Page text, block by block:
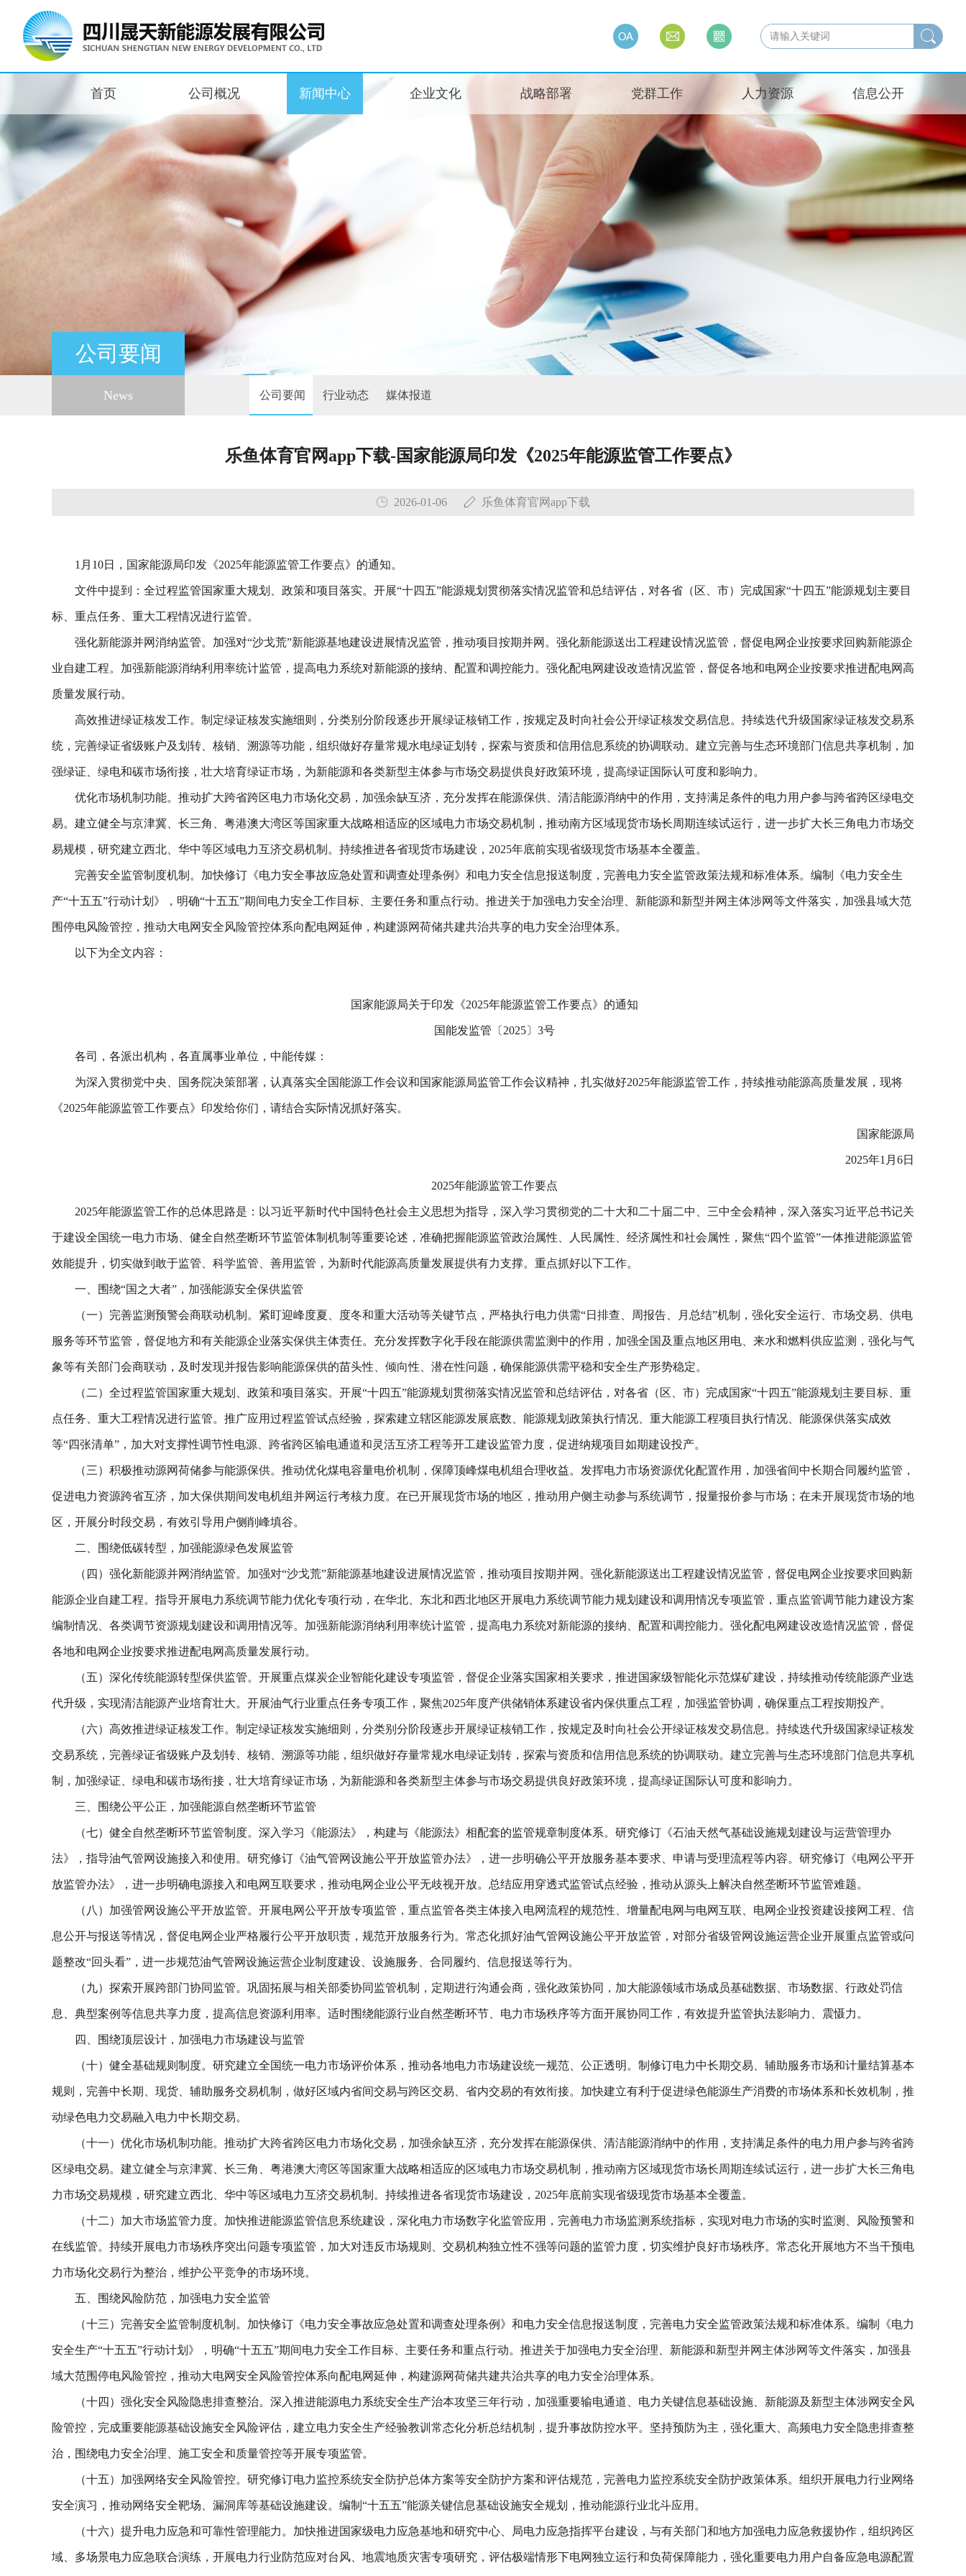
首页 公司概况 新闻中心 企业文化 战略部署 党群工作 人力资源 信息公开
公司要闻
News 公司要闻 行业动态 媒体报道
乐鱼体育官网app下载-国家能源局印发《2025年能源监管工作要点》
2026-01-06 乐鱼体育官网app下载
1月10日，国家能源局印发《2025年能源监管工作要点》的通知。
文件中提到：全过程监管国家重大规划、政策和项目落实。开展“十四五”能源规划贯彻落实情况监管和总结评估，对各省（区、市）完成国家“十四五”能源规划主要目
标、重点任务、重大工程情况进行监管。
强化新能源并网消纳监管。加强对“沙戈荒”新能源基地建设进展情况监管，推动项目按期并网。强化新能源送出工程建设情况监管，督促电网企业按要求回购新能源企
业自建工程。加强新能源消纳利用率统计监管，提高电力系统对新能源的接纳、配置和调控能力。强化配电网建设改造情况监管，督促各地和电网企业按要求推进配电网高
质量发展行动。
高效推进绿证核发工作。制定绿证核发实施细则，分类别分阶段逐步开展绿证核销工作，按规定及时向社会公开绿证核发交易信息。持续迭代升级国家绿证核发交易系
统，完善绿证省级账户及划转、核销、溯源等功能，组织做好存量常规水电绿证划转，探索与资质和信用信息系统的协调联动。建立完善与生态环境部门信息共享机制，加
强绿证、绿电和碳市场衔接，壮大培育绿证市场，为新能源和各类新型主体参与市场交易提供良好政策环境，提高绿证国际认可度和影响力。
优化市场机制功能。推动扩大跨省跨区电力市场化交易，加强余缺互济，充分发挥在能源保供、清洁能源消纳中的作用，支持满足条件的电力用户参与跨省跨区绿电交
易。建立健全与京津冀、长三角、粤港澳大湾区等国家重大战略相适应的区域电力市场交易机制，推动南方区域现货市场长周期连续试运行，进一步扩大长三角电力市场交
易规模，研究建立西北、华中等区域电力互济交易机制。持续推进各省现货市场建设，2025年底前实现省级现货市场基本全覆盖。
完善安全监管制度机制。加快修订《电力安全事故应急处置和调查处理条例》和电力安全信息报送制度，完善电力安全监管政策法规和标准体系。编制《电力安全生
产“十五五”行动计划》，明确“十五五”期间电力安全工作目标、主要任务和重点行动。推进关于加强电力安全治理、新能源和新型并网主体涉网等文件落实，加强县域大范
围停电风险管控，推动大电网安全风险管控体系向配电网延伸，构建源网荷储共建共治共享的电力安全治理体系。
以下为全文内容：
国家能源局关于印发《2025年能源监管工作要点》的通知
国能发监管〔2025〕3号
各司，各派出机构，各直属事业单位，中能传媒：
为深入贯彻党中央、国务院决策部署，认真落实全国能源工作会议和国家能源局监管工作会议精神，扎实做好2025年能源监管工作，持续推动能源高质量发展，现将
《2025年能源监管工作要点》印发给你们，请结合实际情况抓好落实。
国家能源局
2025年1月6日
2025年能源监管工作要点
2025年能源监管工作的总体思路是：以习近平新时代中国特色社会主义思想为指导，深入学习贯彻党的二十大和二十届二中、三中全会精神，深入落实习近平总书记关
于建设全国统一电力市场、健全自然垄断环节监管体制机制等重要论述，准确把握能源监管政治属性、人民属性、经济属性和社会属性，聚焦“四个监管”一体推进能源监管
效能提升，切实做到敢于监管、科学监管、善用监管，为新时代能源高质量发展提供有力支撑。重点抓好以下工作。
一、围绕“国之大者”，加强能源安全保供监管
（一）完善监测预警会商联动机制。紧盯迎峰度夏、度冬和重大活动等关键节点，严格执行电力供需“日排查、周报告、月总结”机制，强化安全运行、市场交易、供电
服务等环节监管，督促地方和有关能源企业落实保供主体责任。充分发挥数字化手段在能源供需监测中的作用，加强全国及重点地区用电、来水和燃料供应监测，强化与气
象等有关部门会商联动，及时发现并报告影响能源保供的苗头性、倾向性、潜在性问题，确保能源供需平稳和安全生产形势稳定。
（二）全过程监管国家重大规划、政策和项目落实。开展“十四五”能源规划贯彻落实情况监管和总结评估，对各省（区、市）完成国家“十四五”能源规划主要目标、重
点任务、重大工程情况进行监管。推广应用过程监管试点经验，探索建立辖区能源发展底数、能源规划政策执行情况、重大能源工程项目执行情况、能源保供落实成效
等“四张清单”，加大对支撑性调节性电源、跨省跨区输电通道和灵活互济工程等开工建设监管力度，促进纳规项目如期建设投产。
（三）积极推动源网荷储参与能源保供。推动优化煤电容量电价机制，保障顶峰煤电机组合理收益。发挥电力市场资源优化配置作用，加强省间中长期合同履约监管，
促进电力资源跨省互济，加大保供期间发电机组并网运行考核力度。在已开展现货市场的地区，推动用户侧主动参与系统调节，报量报价参与市场；在未开展现货市场的地
区，开展分时段交易，有效引导用户侧削峰填谷。
二、围绕低碳转型，加强能源绿色发展监管
（四）强化新能源并网消纳监管。加强对“沙戈荒”新能源基地建设进展情况监管，推动项目按期并网。强化新能源送出工程建设情况监管，督促电网企业按要求回购新
能源企业自建工程。指导开展电力系统调节能力优化专项行动，在华北、东北和西北地区开展电力系统调节能力规划建设和调用情况专项监管，重点监管调节能力建设方案
编制情况、各类调节资源规划建设和调用情况等。加强新能源消纳利用率统计监管，提高电力系统对新能源的接纳、配置和调控能力。强化配电网建设改造情况监管，督促
各地和电网企业按要求推进配电网高质量发展行动。
（五）深化传统能源转型保供监管。开展重点煤炭企业智能化建设专项监管，督促企业落实国家相关要求，推进国家级智能化示范煤矿建设，持续推动传统能源产业迭
代升级，实现清洁能源产业培育壮大。开展油气行业重点任务专项工作，聚焦2025年度产供储销体系建设省内保供重点工程，加强监管协调，确保重点工程按期投产。
（六）高效推进绿证核发工作。制定绿证核发实施细则，分类别分阶段逐步开展绿证核销工作，按规定及时向社会公开绿证核发交易信息。持续迭代升级国家绿证核发
交易系统，完善绿证省级账户及划转、核销、溯源等功能，组织做好存量常规水电绿证划转，探索与资质和信用信息系统的协调联动。建立完善与生态环境部门信息共享机
制，加强绿证、绿电和碳市场衔接，壮大培育绿证市场，为新能源和各类新型主体参与市场交易提供良好政策环境，提高绿证国际认可度和影响力。
三、围绕公平公正，加强能源自然垄断环节监管
（七）健全自然垄断环节监管制度。深入学习《能源法》，构建与《能源法》相配套的监管规章制度体系。研究修订《石油天然气基础设施规划建设与运营管理办
法》，指导油气管网设施接入和使用。研究修订《油气管网设施公平开放监管办法》，进一步明确公平开放服务基本要求、申请与受理流程等内容。研究修订《电网公平开
放监管办法》，进一步明确电源接入和电网互联要求，推动电网企业公平无歧视开放。总结应用穿透式监管试点经验，推动从源头上解决自然垄断环节监管难题。
（八）加强管网设施公平开放监管。开展电网公平开放专项监管，重点监管各类主体接入电网流程的规范性、增量配电网与电网互联、电网企业投资建设接网工程、信
息公开与报送等情况，督促电网企业严格履行公平开放职责，规范开放服务行为。常态化抓好油气管网设施公平开放监管，对部分省级管网设施运营企业开展重点监管或问
题整改“回头看”，进一步规范油气管网设施运营企业制度建设、设施服务、合同履约、信息报送等行为。
（九）探索开展跨部门协同监管。巩固拓展与相关部委协同监管机制，定期进行沟通会商，强化政策协同，加大能源领域市场成员基础数据、市场数据、行政处罚信
息、典型案例等信息共享力度，提高信息资源利用率。适时围绕能源行业自然垄断环节、电力市场秩序等方面开展协同工作，有效提升监管执法影响力、震慑力。
四、围绕顶层设计，加强电力市场建设与监管
（十）健全基础规则制度。研究建立全国统一电力市场评价体系，推动各地电力市场建设统一规范、公正透明。制修订电力中长期交易、辅助服务市场和计量结算基本
规则，完善中长期、现货、辅助服务交易机制，做好区域内省间交易与跨区交易、省内交易的有效衔接。加快建立有利于促进绿色能源生产消费的市场体系和长效机制，推
动绿色电力交易融入电力中长期交易。
（十一）优化市场机制功能。推动扩大跨省跨区电力市场化交易，加强余缺互济，充分发挥在能源保供、清洁能源消纳中的作用，支持满足条件的电力用户参与跨省跨
区绿电交易。建立健全与京津冀、长三角、粤港澳大湾区等国家重大战略相适应的区域电力市场交易机制，推动南方区域现货市场长周期连续试运行，进一步扩大长三角电
力市场交易规模，研究建立西北、华中等区域电力互济交易机制。持续推进各省现货市场建设，2025年底前实现省级现货市场基本全覆盖。
（十二）加大市场监管力度。加快推进能源监管信息系统建设，深化电力市场数字化监管应用，完善电力市场监测系统指标，实现对电力市场的实时监测、风险预警和
在线监管。持续开展电力市场秩序突出问题专项监管，加大对违反市场规则、交易机构独立性不强等问题的监管力度，切实维护良好市场秩序。常态化开展地方不当干预电
力市场化交易行为整治，维护公平竞争的市场环境。
五、围绕风险防范，加强电力安全监管
（十三）完善安全监管制度机制。加快修订《电力安全事故应急处置和调查处理条例》和电力安全信息报送制度，完善电力安全监管政策法规和标准体系。编制《电力
安全生产“十五五”行动计划》，明确“十五五”期间电力安全工作目标、主要任务和重点行动。推进关于加强电力安全治理、新能源和新型并网主体涉网等文件落实，加强县
域大范围停电风险管控，推动大电网安全风险管控体系向配电网延伸，构建源网荷储共建共治共享的电力安全治理体系。
（十四）强化安全风险隐患排查整治。深入推进能源电力系统安全生产治本攻坚三年行动，加强重要输电通道、电力关键信息基础设施、新能源及新型主体涉网安全风
险管控，完成重要能源基础设施安全风险评估，建立电力安全生产经验教训常态化分析总结机制，提升事故防控水平。坚持预防为主，强化重大、高频电力安全隐患排查整
治，围绕电力安全治理、施工安全和质量管控等开展专项监管。
（十五）加强网络安全风险管控。研究修订电力监控系统安全防护总体方案等安全防护方案和评估规范，完善电力监控系统安全防护政策体系。组织开展电力行业网络
安全演习，推动网络安全靶场、漏洞库等基础设施建设。编制“十五五”能源关键信息基础设施安全规划，推动能源行业北斗应用。
（十六）提升电力应急和可靠性管理能力。加快推进国家级电力应急基地和研究中心、局电力应急指挥平台建设，与有关部门和地方加强电力应急救援协作，组织跨区
域、多场景电力应急联合演练，开展电力行业防范应对台风、地震地质灾害专项研究，评估极端情形下电网独立运行和负荷保障能力，强化重要电力用户自备应急电源配置